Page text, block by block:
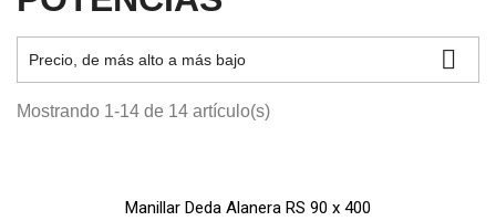
Precio, de más alto a más bajo 
Mostrando 1-14 de 14 artículo(s)
Manillar Deda Alanera RS 90 x 400